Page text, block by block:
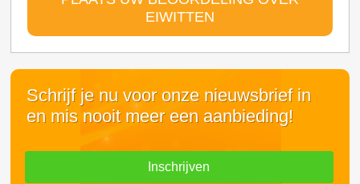
EIWITTEN
Schrijf je nu voor onze nieuwsbrief in
en mis nooit meer een aanbieding!
Inschrijven